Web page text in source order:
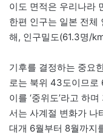
이도 면적은 우리나라
한편 인구는 일본 전체
해, 인구밀도(61.3명/
기후를 결정하는 중요
로는 북위 43도이므로
이를 ‘중위도’라고 하
서는 사계절 변화가 나
대개 6월부터 8월까지